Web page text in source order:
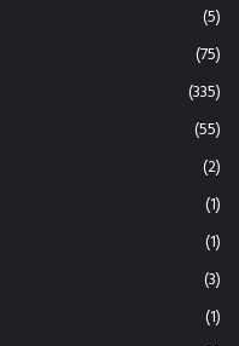
(1)
(1)
(3)
(1)
(1)
(1)
(1)
(1)
(1)